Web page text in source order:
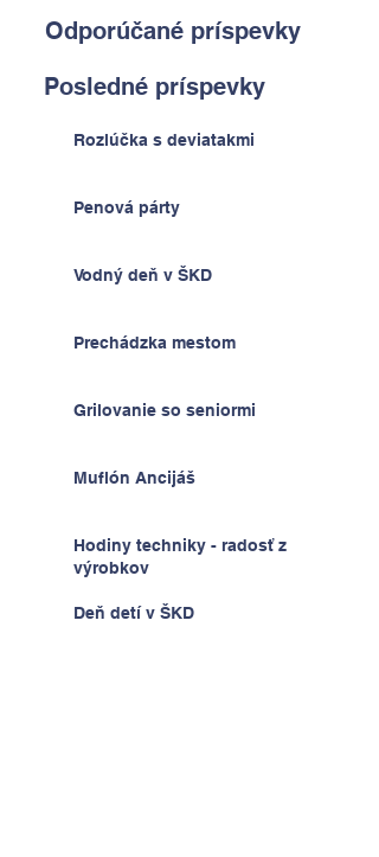
Odporúčané príspevky
Posledné príspevky
Rozlúčka s deviatakmi
Penová párty
Vodný deň v ŠKD
Prechádzka mestom
Grilovanie so seniormi
Muflón Ancijáš
Hodiny techniky - radosť z
výrobkov
Deň detí v ŠKD